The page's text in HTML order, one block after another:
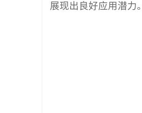
展现出良好应用潜力。